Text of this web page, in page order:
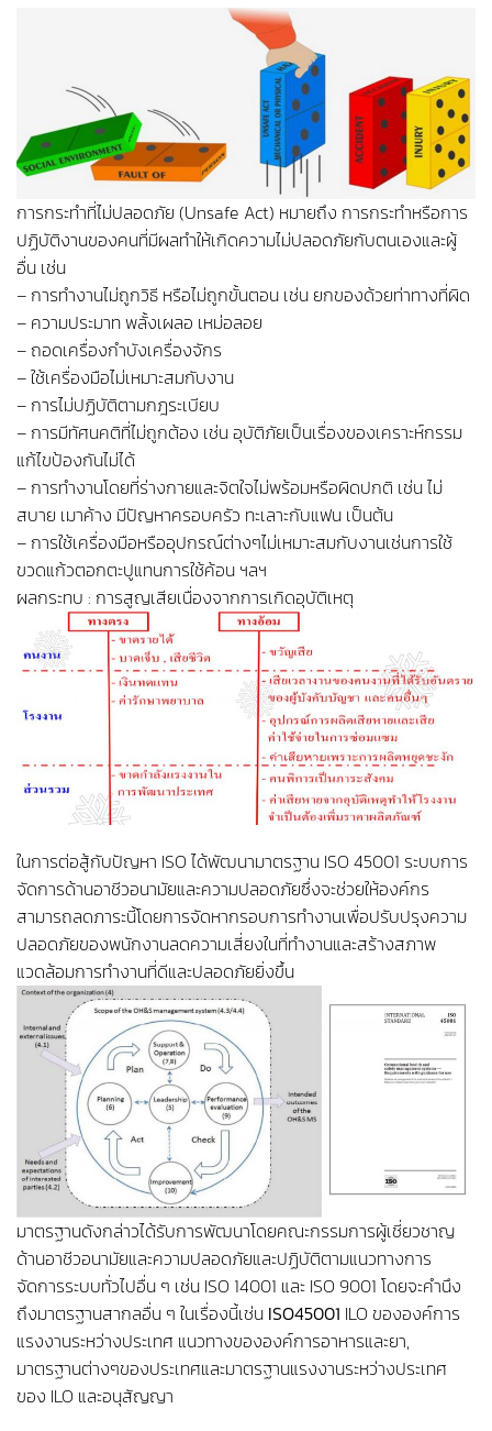
การกระทำที่ไม่ปลอดภัย (Unsafe Act) หมายถึง การกระทำหรือการ
ปฏิบัติงานของคนที่มีผลทำให้เกิดความไม่ปลอดภัยกับตนเองและผู้
อื่น เช่น
– การทำงานไม่ถูกวิธี หรือไม่ถูกขั้นตอน เช่น ยกของด้วยท่าทางที่ผิด
– ความประมาท พลั้งเผลอ เหม่อลอย
– ถอดเครื่องกำบังเครื่องจักร
– ใช้เครื่องมือไม่เหมาะสมกับงาน
– การไม่ปฏิบัติตามกฎระเบียบ
– การมีทัศนคติที่ไม่ถูกต้อง เช่น อุบัติภัยเป็นเรื่องของเคราะห์กรรม
แก้ไขป้องกันไม่ได้
– การทำงานโดยที่ร่างกายและจิตใจไม่พร้อมหรือผิดปกติ เช่น ไม่
สบาย เมาค้าง มีปัญหาครอบครัว ทะเลาะกับแฟน เป็นต้น
– การใช้เครื่องมือหรืออุปกรณ์ต่างๆไม่เหมาะสมกับงานเช่นการใช้
ขวดแก้วตอกตะปูแทนการใช้ค้อน ฯลฯ
ผลกระทบ : การสูญเสียเนื่องจากการเกิดอุบัติเหตุ
ในการต่อสู้กับปัญหา ISO ได้พัฒนามาตรฐาน ISO 45001 ระบบการ
จัดการด้านอาชีวอนามัยและความปลอดภัยซึ่งจะช่วยให้องค์กร
สามารถลดภาระนี้โดยการจัดหากรอบการทำงานเพื่อปรับปรุงความ
ปลอดภัยของพนักงานลดความเสี่ยงในที่ทำงานและสร้างสภาพ
แวดล้อมการทำงานที่ดีและปลอดภัยยิ่งขึ้น
มาตรฐานดังกล่าวได้รับการพัฒนาโดยคณะกรรมการผู้เชี่ยวชาญ
ด้านอาชีวอนามัยและความปลอดภัยและปฏิบัติตามแนวทางการ
จัดการระบบทั่วไปอื่น ๆ เช่น ISO 14001 และ ISO 9001 โดยจะคำนึง
ถึงมาตรฐานสากลอื่น ๆ ในเรื่องนี้เช่น ISO45001 ILO ขององค์การ
แรงงานระหว่างประเทศ แนวทางขององค์การอาหารและยา,
มาตรฐานต่างๆของประเทศและมาตรฐานแรงงานระหว่างประเทศ
ของ ILO และอนุสัญญา